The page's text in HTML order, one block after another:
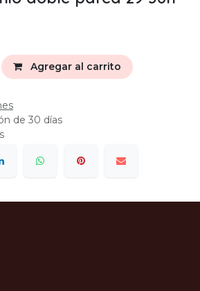
Agregar al carrito
de 30 días